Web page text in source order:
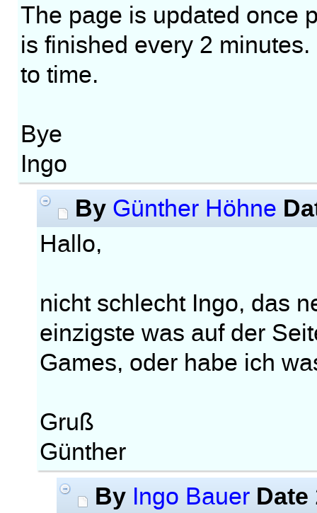
The page is updated once
is finished every 2
to time.
Bye
Ingo
By Günther Höhne
Hallo,
nicht schlecht Ingo, das
einzigste was auf der
Games, oder habe ich
Gruß
Günther
By Ingo Bauer Date